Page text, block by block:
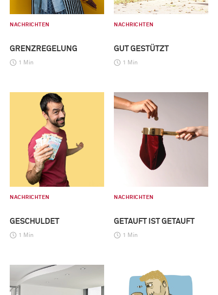
NACHRICHTEN
GRENZREGELUNG
1 Min
NACHRICHTEN
GUT GESTÜTZT
1 Min
NACHRICHTEN
GESCHULDET
1 Min
NACHRICHTEN
GETAUFT IST GETAUFT
1 Min